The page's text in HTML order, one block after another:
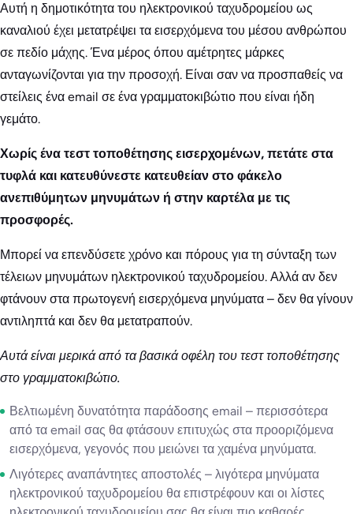
Αυτή η δημοτικότητα του ηλεκτρονικού ταχυδρομείου ως
καναλιού έχει μετατρέψει τα εισερχόμενα του μέσου ανθρώπου
σε πεδίο μάχης. Ένα μέρος όπου αμέτρητες μάρκες
ανταγωνίζονται για την προσοχή. Είναι σαν να προσπαθείς να
στείλεις ένα email σε ένα γραμματοκιβώτιο που είναι ήδη
γεμάτο.
Χωρίς ένα τεστ τοποθέτησης εισερχομένων, πετάτε στα
τυφλά και κατευθύνεστε κατευθείαν στο φάκελο
ανεπιθύμητων μηνυμάτων ή στην καρτέλα με τις
προσφορές.
Μπορεί να επενδύσετε χρόνο και πόρους για τη σύνταξη των
τέλειων μηνυμάτων ηλεκτρονικού ταχυδρομείου. Αλλά αν δεν
φτάνουν στα πρωτογενή εισερχόμενα μηνύματα – δεν θα γίνουν
αντιληπτά και δεν θα μετατραπούν.
Αυτά είναι μερικά από τα βασικά οφέλη του τεστ τοποθέτησης
στο γραμματοκιβώτιο.
Βελτιωμένη δυνατότητα παράδοσης email – περισσότερα
από τα email σας θα φτάσουν επιτυχώς στα προοριζόμενα
εισερχόμενα, γεγονός που μειώνει τα χαμένα μηνύματα.
Λιγότερες αναπάντητες αποστολές – λιγότερα μηνύματα
ηλεκτρονικού ταχυδρομείου θα επιστρέφουν και οι λίστες